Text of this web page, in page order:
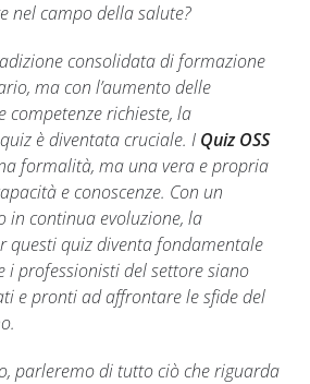
nel campo della salute?
consolidata di formazione
ma con l’aumento delle
competenze richieste, la
è diventata cruciale. I Quiz OSS
formalità, ma una vera e propria
e conoscenze. Con un
in continua evoluzione, la
questi quiz diventa fondamentale
i professionisti del settore siano
e pronti ad affrontare le sfide del
parleremo di tutto ciò che riguarda